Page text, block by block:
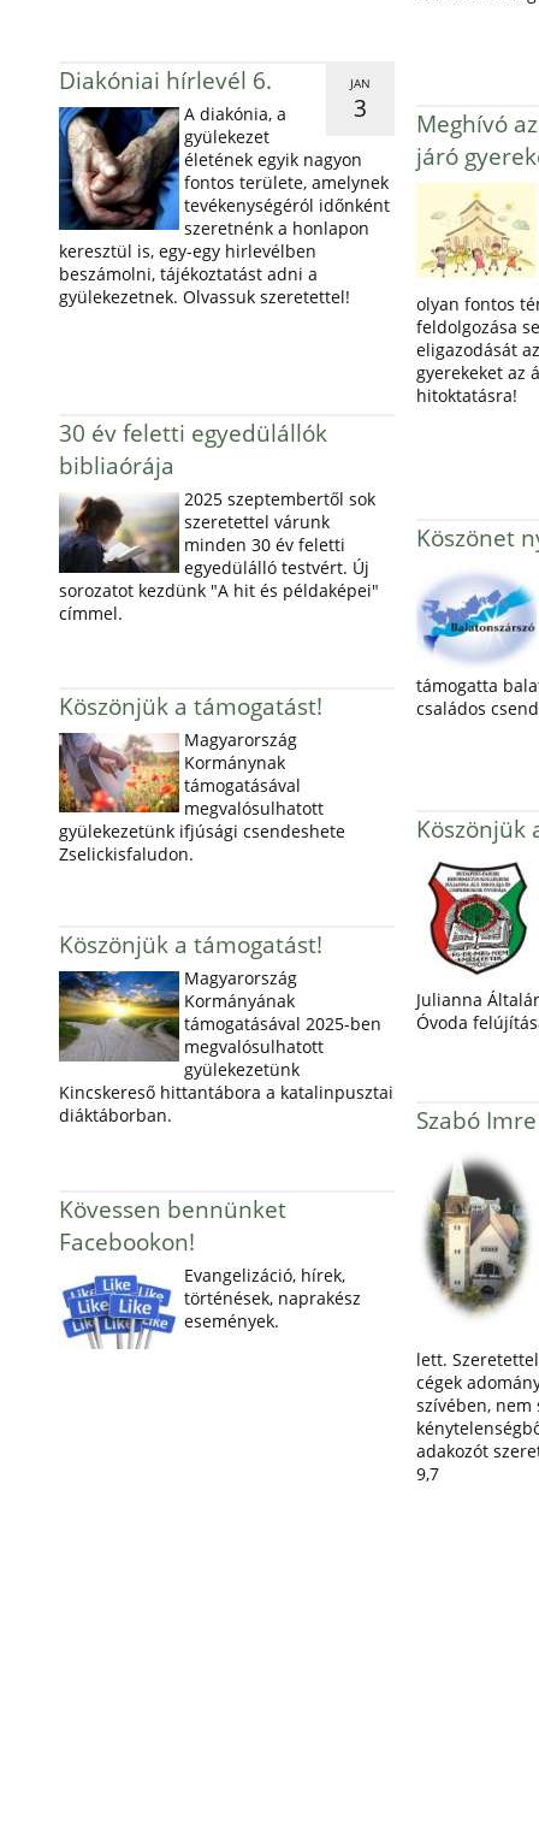
JAN
3
Diakóniai hírlevél 6.
A diakónia, a
gyülekezet
életének egyik nagyon
fontos területe, amelynek
tevékenységéról időnként
szeretnénk a honlapon
keresztül is, egy-egy hirlevélben
beszámolni, tájékoztatást adni a
gyülekezetnek. Olvassuk szeretettel!
Meghívó
járó
olyan fontos
feldolgozása
eligazodását
gyerekeket az
hitoktatásra!
30 év feletti egyedülállók
bibliaórája
2025 szeptembertől sok
szeretettel várunk
minden 30 év feletti
egyedülálló testvért. Új
sorozatot kezdünk "A hit és példaképei"
címmel.
Köszönet
támogatta
családos
Köszönjük a támogatást!
Magyarország
Kormánynak
támogatásával
megvalósulhatott
gyülekezetünk ifjúsági csendeshete
Zselickisfaludon.
Köszönjük
Julianna
Óvoda
Köszönjük a támogatást!
Magyarország
Kormányának
támogatásával 2025-ben
megvalósulhatott
gyülekezetünk
Kincskereső hittantábora a katalinpusztai
diáktáborban.
Szabó
lett.
cégek
szívében, nem
adakozót
9,7
Kövessen bennünket
Facebookon!
Evangelizáció, hírek,
történések, naprakész
események.